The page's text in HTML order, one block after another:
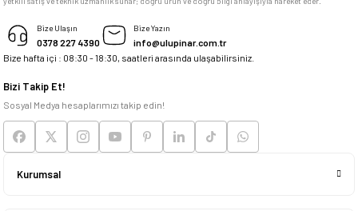
Deneyimini Paylaş
Bize Ulaşın
0378 227 4390
Bize Yazın
info@ulupinar.com.tr
Bize hafta içi : 08:30 - 18:30, saatleri arasında ulaşabilirsiniz.
Bizi Takip Et!
Sosyal Medya hesaplarımızı takip edin!
Kurumsal